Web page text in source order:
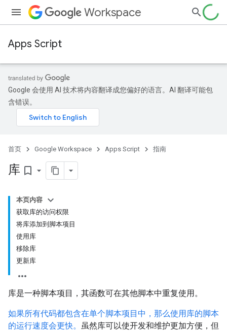
Workspace
Apps Script
Google 会使用 AI 技术将内容翻译成您偏好的语言。AI 翻译可能包
含错误。
首页 Google Workspace Apps Script 指南
库 bookmark_border
本页内容
获取库的访问权限
将库添加到脚本项目
使用库
移除库
更新库
库是一种脚本项目，其函数可在其他脚本中重复使用。
如果所有代码都包含在单个脚本项目中，那么使用库的脚本
的运行速度会更快。 虽然库可以使开发和维护更加方便，但